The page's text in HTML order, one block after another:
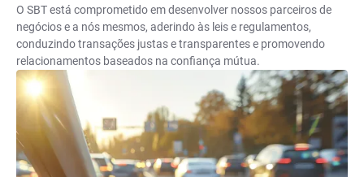
O SBT está comprometido em desenvolver nossos parceiros de
negócios e a nós mesmos, aderindo às leis e regulamentos,
conduzindo transações justas e transparentes e promovendo
relacionamentos baseados na confiança mútua.